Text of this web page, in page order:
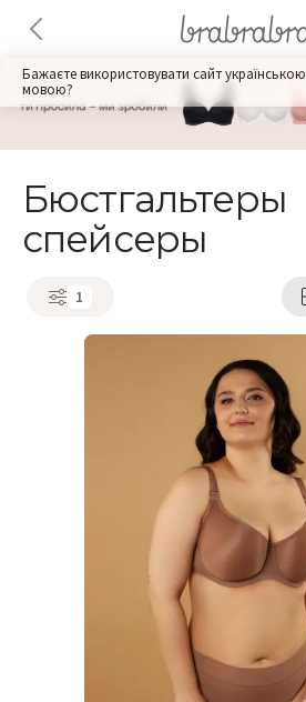
Бажаєте використовувати сайт українською
мовою?
Бюстгальтеры
спейсеры
1